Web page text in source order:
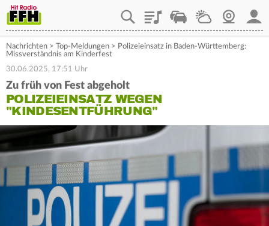
PlaylistStaupilotWetterWebcam
Nachrichten > Top-Meldungen > Polizeieinsatz in Baden-Württemberg:
Missverständnis am Kinderfest
30.06.2025, 17:51 Uhr
Zu früh von Fest abgeholt
POLIZEIEINSATZ WEGEN
"KINDESENTFÜHRUNG"